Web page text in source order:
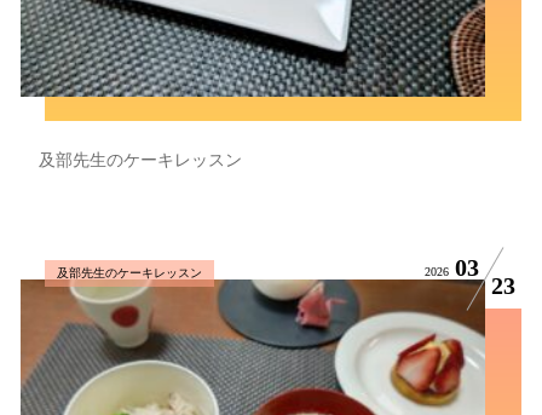
及部先生のケーキレッスン
及部先生のケーキレッスン 2026 03
23